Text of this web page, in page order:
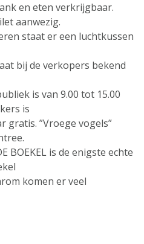
en eten verkrijgbaar.
aanwezig.
staat er een luchtkussen
bij de verkopers bekend
is van 9.00 tot 15.00
is
gratis. ”Vroege vogels”
BOEKEL is de enigste echte
komen er veel